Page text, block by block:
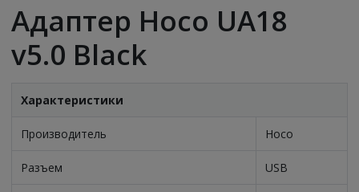
Адаптер Hoco UA18
v5.0 Black
Характеристики
Производитель Hoco
Разъем USB